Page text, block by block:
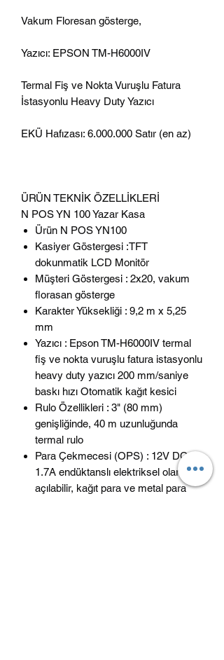
Vakum Floresan gösterge,
Yazıcı: EPSON TM-H6000IV
Termal Fiş ve Nokta Vuruşlu Fatura
İstasyonlu Heavy Duty Yazıcı
EKÜ Hafızası: 6.000.000 Satır (en az)
ÜRÜN TEKNİK ÖZELLİKLERİ
N POS YN 100 Yazar Kasa
Ürün N POS YN100
Kasiyer Göstergesi :TFT
dokunmatik LCD Monitör
Müşteri Göstergesi : 2x20, vakum
florasan gösterge
Karakter Yüksekliği : 9,2 m x 5,25
mm
Yazıcı : Epson TM-H6000IV termal
fiş ve nokta vuruşlu fatura istasyonlu
heavy duty yazıcı 200 mm/saniye
baskı hızı Otomatik kağıt kesici
Rulo Özellikleri : 3" (80 mm)
genişliğinde, 40 m uzunluğunda
termal rulo
Para Çekmecesi (OPS) : 12V DC
1.7A endüktanslı elektriksel olarak
açılabilir, kağıt para ve metal para